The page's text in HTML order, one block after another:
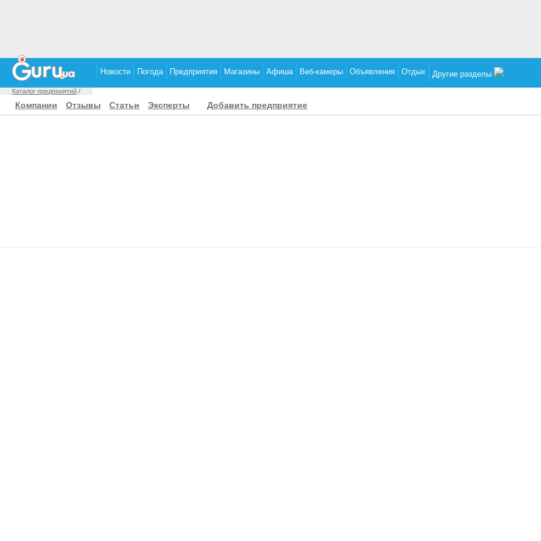
Новости Погода Предприятия Магазины Афиша Веб-камеры Объявления Отдых Другие разделы
Каталог предприятий /
Компании Отзывы Статьи Эксперты Добавить предприятие